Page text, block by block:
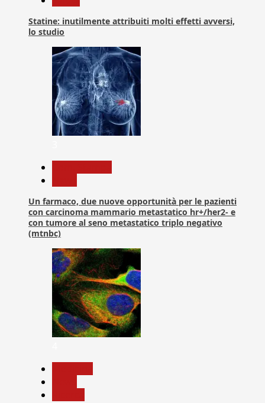
Statine: inutilmente attribuiti molti effetti avversi,
lo studio
Un farmaco, due nuove opportunità per le pazienti
con carcinoma mammario metastatico hr+/her2- e
con tumore al seno metastatico triplo negativo
(mtnbc)